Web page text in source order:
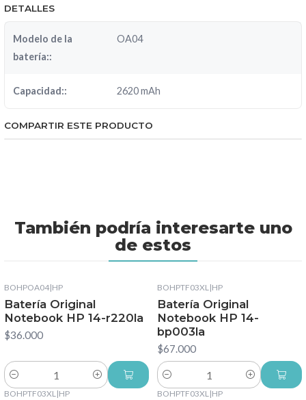
DETALLES
Modelo de la
batería::
OA04
Capacidad:: 2620 mAh
COMPARTIR ESTE PRODUCTO
También podría interesarte uno
de estos
BOHPOA04|HP
Batería Original
Notebook HP 14-r220la
$36.000
Cantidad
BOHPTF03XL|HP
Batería Original
Notebook HP 14-
bp003la
$67.000
Cantidad
BOHPTF03XL|HP BOHPTF03XL|HP